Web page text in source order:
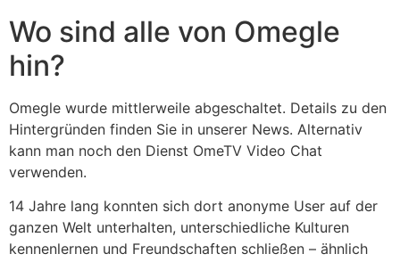
Wo sind alle von Omegle
hin?
Omegle wurde mittlerweile abgeschaltet. Details zu den
Hintergründen finden Sie in unserer News. Alternativ
kann man noch den Dienst OmeTV Video Chat
verwenden.
14 Jahre lang konnten sich dort anonyme User auf der
ganzen Welt unterhalten, unterschiedliche Kulturen
kennenlernen und Freundschaften schließen – ähnlich